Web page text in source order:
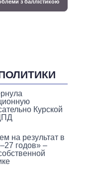
Курской
на результат в
годов» –